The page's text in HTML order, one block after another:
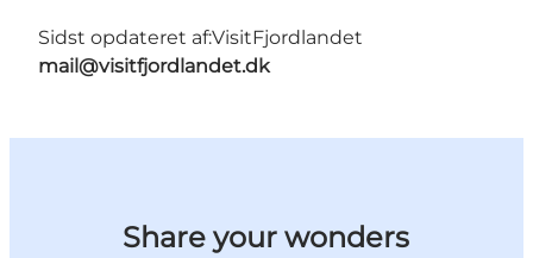
Sidst opdateret af:VisitFjordlandet
mail@visitfjordlandet.dk
Share your wonders